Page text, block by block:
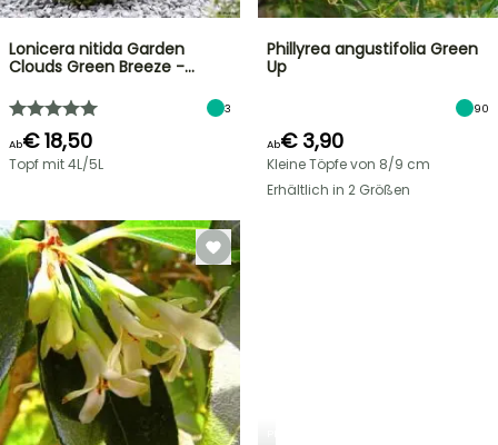
Lonicera nitida Garden
Clouds Green Breeze -…
3
Ab€ 18,50
Topf mit 4L/5L
Phillyrea angustifolia Green
Up
90
Ab€ 3,90
Kleine Töpfe von 8/9 cm
Erhältlich in 2 Größen